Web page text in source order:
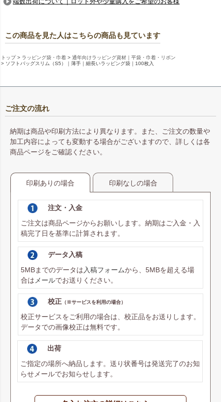
即納品カラーである、赤・紺・ダークブラウン・白は加工工
ご注文やコスト重視のシーンにも最適です。
コスメボトルのラッピングに高級感をプラス
やわらかな風合いの不織布で、高級感のあるラッピングに。
ルラッピングを。
国内生産の安心品質
「ソフトバッグスリムS5」は、水筒や折りたたみ傘、調味
料ミニボトルをすっきり包める、スリムな不織布製ラッピン
グ袋です。軽やかな両面不織布構造で扱いやすく、ギフトラ
ッピングはもちろん、販売用パッケージとしても安心してご
活用いただけます。
端数出荷について｜ロット外や少量購入をご希望のお客様
この商品を見た人はこちらの商品も見ています
トップ ラッピング袋・巾着
通年向けラッピング資材｜平袋・巾着・リボン
ソフトバッグスリム（S5）｜薄手｜細長いラッピング袋｜100枚入
ご注文の流れ
納期は商品や印刷方法により異なります。また、ご注文の数量や
加工内容によっても変動する場合がございますので、詳しくは各
商品ページをご確認ください。
印刷ありの場合 印刷なしの場合
注文・入金
ご注文は商品ページからお願いします。納期はご入金・入
稿完了日を基準に計算されます。
データ入稿
5MBまでのデータは 入稿フォームから、5MBを超える場
合は メールでお送りください。
校正 （※サービスを利用の場合）
校正サービスをご利用の場合は、校正品をお送りします。
データでの画像校正は無料です。
出荷
ご指定の場所へ納品します。送り状番号は発送完了のお知
らせメールでお知らせします。